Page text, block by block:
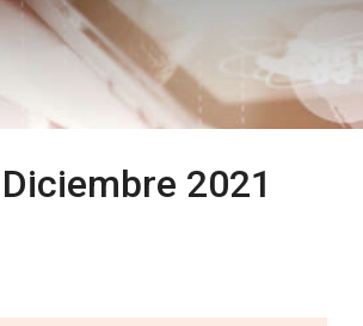
2021